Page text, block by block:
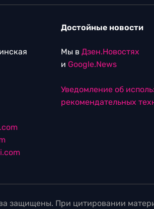
Достойные новости
Мы в Дзен.Новостях
и Google.News
Уведомление об
рекомендательных
При цитировании